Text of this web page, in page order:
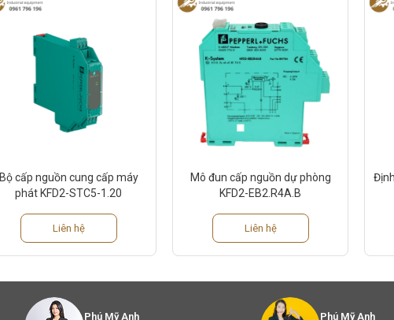
Bộ cấp nguồn cung cấp máy
phát KFD2-STC5-1.20
Liên hệ
Mô đun cấp nguồn dự phòng
KFD2-EB2.R4A.B
Liên hệ
Phú Mỹ Anh Phú Mỹ Anh